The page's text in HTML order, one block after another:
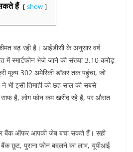
हैं show
बढ़ रही है। आईडीसी के अनुसार वर्ष
में स्मार्टफोन भेजे जाने की संख्या 3.10 करोड़
मूल्य 302 अमेरिकी डॉलर तक पहुंचा, जो
ने भी इसी तिमाही को छह साल की सबसे
साफ है, लोग फोन कम खरीद रहे हैं, पर औसत
बैंक ऑफर आपकी जेब बचा सकते हैं। सही
छूट, पुराना फोन बदलने का लाभ, यूपीआई